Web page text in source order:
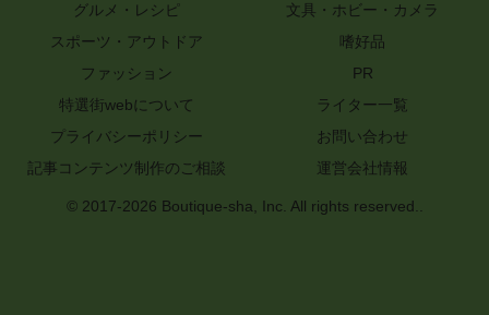
グルメ・レシピ
文具・ホビー・カメラ
スポーツ・アウトドア
嗜好品
ファッション
PR
特選街webについて
ライター一覧
プライバシーポリシー
お問い合わせ
記事コンテンツ制作のご相談
運営会社情報
© 2017-2026 Boutique-sha, Inc. All rights reserved..